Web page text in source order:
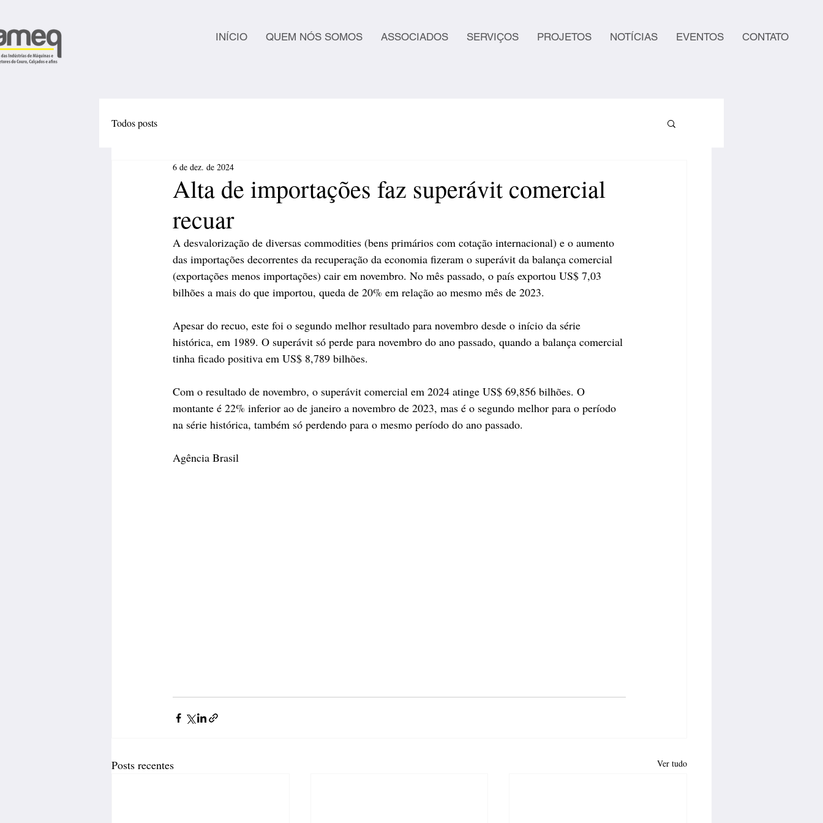
INÍCIO QUEM NÓS SOMOS ASSOCIADOS SERVIÇOS PROJETOS NOTÍCIAS EVENTOS CONTATO
Todos posts
Alta de importações faz superávit comercial
recuar
6 de dez. de 2024
A desvalorização de diversas commodities (bens primários com cotação internacional) e o aumento
das importações decorrentes da recuperação da economia fizeram o superávit da balança comercial
(exportações menos importações) cair em novembro. No mês passado, o país exportou US$ 7,03
bilhões a mais do que importou, queda de 20% em relação ao mesmo mês de 2023.
Apesar do recuo, este foi o segundo melhor resultado para novembro desde o início da série
histórica, em 1989. O superávit só perde para novembro do ano passado, quando a balança comercial
tinha ficado positiva em US$ 8,789 bilhões.
Com o resultado de novembro, o superávit comercial em 2024 atinge US$ 69,856 bilhões. O
montante é 22% inferior ao de janeiro a novembro de 2023, mas é o segundo melhor para o período
na série histórica, também só perdendo para o mesmo período do ano passado.
Agência Brasil
Posts recentes Ver tudo